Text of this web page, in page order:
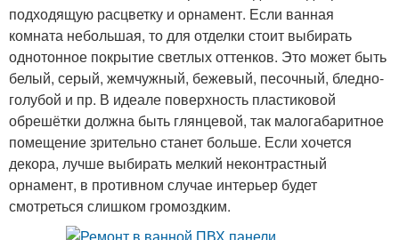
подходящую расцветку и орнамент. Если ванная
комната небольшая, то для отделки стоит выбирать
однотонное покрытие светлых оттенков. Это может быть
белый, серый, жемчужный, бежевый, песочный, бледно-
голубой и пр. В идеале поверхность пластиковой
обрешётки должна быть глянцевой, так малогабаритное
помещение зрительно станет больше. Если хочется
декора, лучше выбирать мелкий неконтрастный
орнамент, в противном случае интерьер будет
смотреться слишком громоздким.